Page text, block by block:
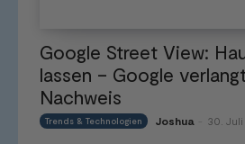
Google Street View:
lassen – Google
Nachweis
Trends & Technologien Joshua 30.